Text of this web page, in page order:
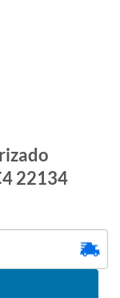
22134